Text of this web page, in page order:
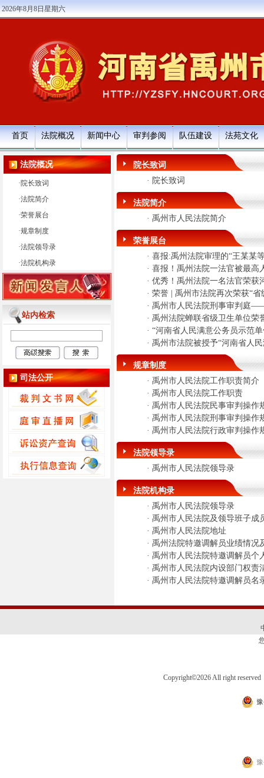
2026年8月8日星期六
首页 法院概况 新闻中心 审判参阅 队伍建设 法苑文化
法院概况
·院长致词
·法院简介
·荣誉展台
·规章制度
·法院领导录
·法院机构录
站内检索
司法公开
院长致词
· 院长致词
法院简介
· 禹州市人民法院简介
荣誉展台
· 喜报:禹州法院审理的“王某某
· 喜报！禹州法院一法官被最高
· 优秀！禹州法院一名法官荣获
· 荣誉 | 禹州市法院再次荣获“省
· 禹州市人民法院刑事审判庭
· 禹州法院蝉联省级卫生单位荣
· “河南省人民满意公务员示范单
· 禹州市法院被授予“河南省人
规章制度
· 禹州市人民法院工作职责简介
· 禹州市人民法院工作职责
· 禹州市人民法院民事审判操作
· 禹州市人民法院刑事审判操作
· 禹州市人民法院行政审判操作
法院领导录
· 禹州市人民法院领导录
法院机构录
· 禹州市人民法院领导录
· 禹州市人民法院及领导班子成
· 禹州市人民法院地址
· 禹州法院特邀调解员业绩情况
· 禹州市人民法院特邀调解员个
· 禹州市人民法院内设部门权责
· 禹州市人民法院特邀调解员名
Copyright©2026 All right